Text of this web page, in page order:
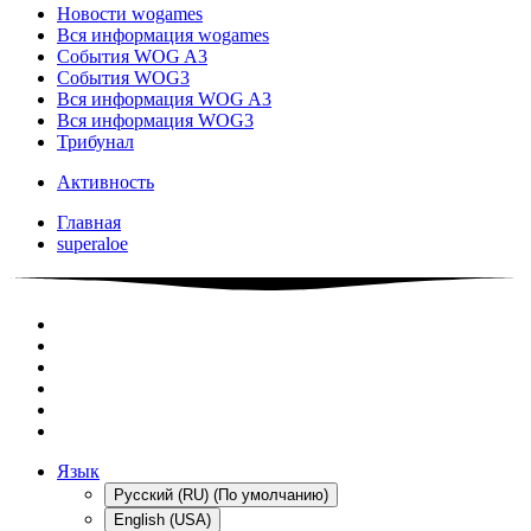
Новости wogames
Вся информация wogames
События WOG A3
События WOG3
Вся информация WOG A3
Вся информация WOG3
Трибунал
Активность
Главная
superaloe
Язык
Русский (RU) (По умолчанию)
English (USA)